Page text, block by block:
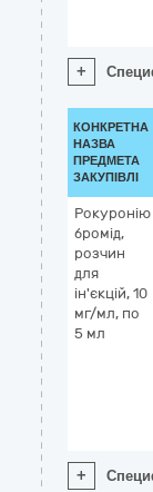
+
КОНКРЕТНА
НАЗВА
ПРЕДМЕТА
ЗАКУПІВЛІ
Рокуронію
бромід,
розчин
для
ін'єкцій, 10
мг/мл, по
5 мл
+